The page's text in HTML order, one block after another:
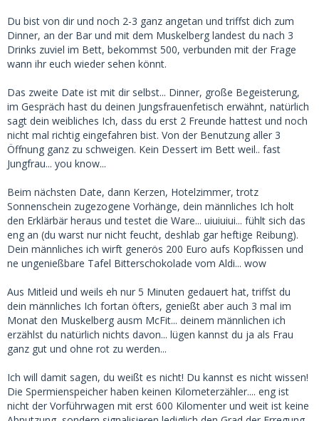
Du bist von dir und noch 2-3 ganz angetan und triffst dich zum
Dinner, an der Bar und mit dem Muskelberg landest du nach 3
Drinks zuviel im Bett, bekommst 500, verbunden mit der Frage
wann ihr euch wieder sehen könnt.
Das zweite Date ist mit dir selbst... Dinner, große Begeisterung,
im Gespräch hast du deinen Jungsfrauenfetisch erwähnt, natürlich
sagt dein weibliches Ich, dass du erst 2 Freunde hattest und noch
nicht mal richtig eingefahren bist. Von der Benutzung aller 3
Öffnung ganz zu schweigen. Kein Dessert im Bett weil.. fast
Jungfrau... you know...
Beim nächsten Date, dann Kerzen, Hotelzimmer, trotz
Sonnenschein zugezogene Vorhänge, dein männliches Ich holt
den Erklärbär heraus und testet die Ware... uiuiuiui... fühlt sich das
eng an (du warst nur nicht feucht, deshlab gar heftige Reibung).
Dein männliches ich wirft generös 200 Euro aufs Kopfkissen und
ne ungenießbare Tafel Bitterschokolade vom Aldi... wow
Aus Mitleid und weils eh nur 5 Minuten gedauert hat, triffst du
dein männliches Ich fortan öfters, genießt aber auch 3 mal im
Monat den Muskelberg ausm McFit... deinem männlichen ich
erzählst du natürlich nichts davon... lügen kannst du ja als Frau
ganz gut und ohne rot zu werden...
Ich will damit sagen, du weißt es nicht! Du kannst es nicht wissen!
Die Spermienspeicher haben keinen Kilometerzähler.... eng ist
nicht der Vorführwagen mit erst 600 Kilomenter und weit ist keine